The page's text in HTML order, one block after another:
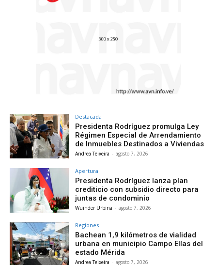
Destacada
Presidenta Rodríguez promulga Ley
Régimen Especial de Arrendamiento
de Inmuebles Destinados a Viviendas
Andrea Teixeira - agosto 7, 2026
Apertura
Presidenta Rodríguez lanza plan
crediticio con subsidio directo para
juntas de condominio
Wuinder Urbina - agosto 7, 2026
Regiones
Bachean 1,9 kilómetros de vialidad
urbana en municipio Campo Elías del
estado Mérida
Andrea Teixeira - agosto 7, 2026